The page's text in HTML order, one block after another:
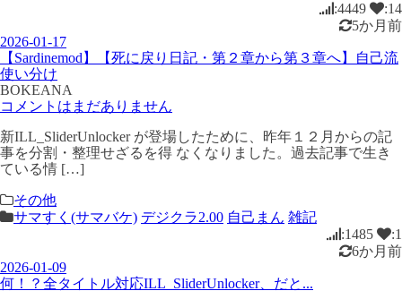
:4449
:14
5か月前
2026-01-17
【Sardinemod】【死に戻り日記・第２章から第３章へ】自己流
使い分け
BOKEANA
コメントはまだありません
新ILL_SliderUnlocker が登場したために、昨年１２月からの記
事を分割・整理せざるを得 なくなりました。過去記事で生き
ている情 […]
その他
サマすく(サマバケ) デジクラ2.00 自己まん 雑記
:1485
:1
6か月前
2026-01-09
何！？全タイトル対応ILL_SliderUnlocker、だと...